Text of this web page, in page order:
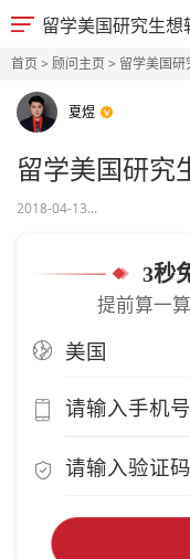
留学美国研究生想
首页> 顾问主页> 留学美国研
夏煜
留学美国研究
2018-04-13...
3秒
提前算一